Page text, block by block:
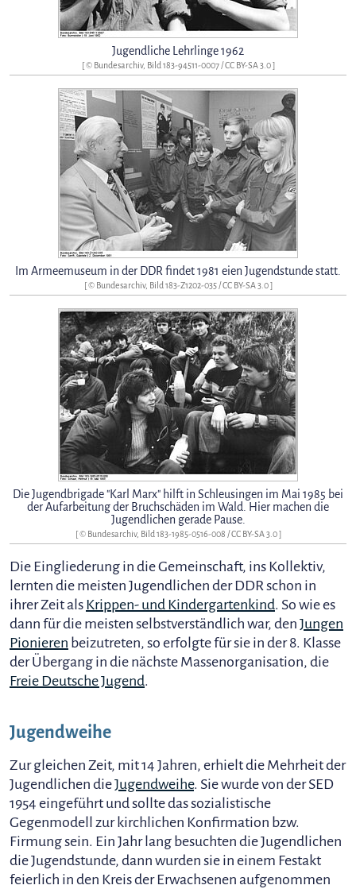
Jugendliche Lehrlinge 1962
[ © Bundesarchiv, Bild 183-94511-0007 /CC BY-SA 3.0]
Im Armeemuseum in der DDR findet 1981 eien Jugendstunde statt.
[ © Bundesarchiv, Bild 183-Z1202-035 /CC BY-SA 3.0]
Die Jugendbrigade "Karl Marx" hilft in Schleusingen im Mai 1985 bei
der Aufarbeitung der Bruchschäden im Wald. Hier machen die
Jugendlichen gerade Pause.
[ © Bundesarchiv, Bild 183-1985-0516-008 /CC BY-SA 3.0]
Die Eingliederung in die Gemeinschaft, ins Kollektiv,
lernten die meisten Jugendlichen der DDR schon in
ihrer Zeit als Krippen- und Kindergartenkind. So wie es
dann für die meisten selbstverständlich war, den Jungen
Pionieren beizutreten, so erfolgte für sie in der 8. Klasse
der Übergang in die nächste Massenorganisation, die
Freie Deutsche Jugend.
Jugendweihe
Zur gleichen Zeit, mit 14 Jahren, erhielt die Mehrheit der
Jugendlichen dieJugendweihe. Sie wurde von der SED
1954 eingeführt und sollte das sozialistische
Gegenmodell zur kirchlichen Konfirmation bzw.
Firmung sein. Ein Jahr lang besuchten die Jugendlichen
die Jugendstunde, dann wurden sie in einem Festakt
feierlich in den Kreis der Erwachsenen aufgenommen